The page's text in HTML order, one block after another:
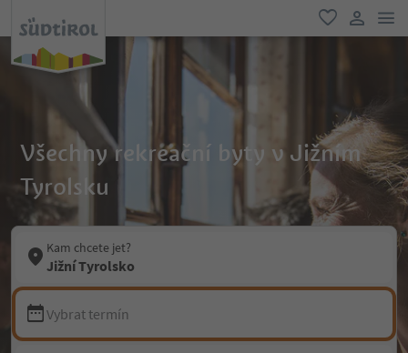
oblíbené
Všechny rekreační byty v Jižním
Tyrolsku
Kam chcete jet?
Jižní Tyrolsko
Vybrat termín